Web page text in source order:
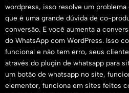
wordpress, isso resolve um
que é uma grande dúvida de co-
conversão. E você aumenta a
do WhatsApp com WordPress. Isso
funcional e não tem erro, seus
através do plugin de whatsapp para
um botão de whatsapp no site,
elementor, funciona em sites feitos